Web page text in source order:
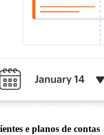
e planos de contas